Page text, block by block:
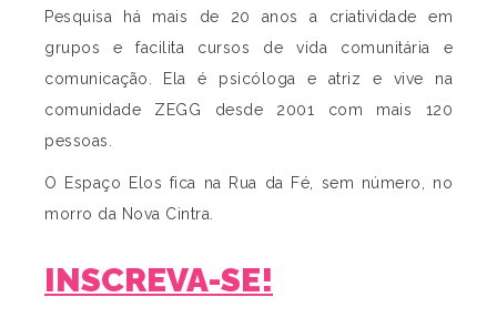
Pesquisa há mais de 20 anos a criatividade em
grupos e facilita cursos de vida comunitária e
comunicação. Ela é psicóloga e atriz e vive na
comunidade ZEGG desde 2001 com mais 120
pessoas.
O Espaço Elos fica na Rua da Fé, sem número, no
morro da Nova Cintra.
INSCREVA-SE!